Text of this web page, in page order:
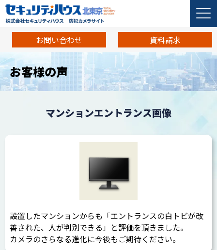
お問い合わせ 資料請求
お客様の声
マンションエントランス画像
設置したマンションからも「エントランスの白トビが改
善された、人が判別できる」と評価を頂きました。
カメラのさらなる進化に今後もご期待ください。